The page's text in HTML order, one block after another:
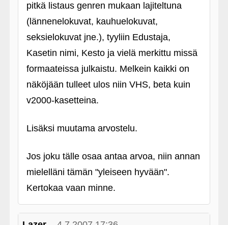
pitkä listaus genren mukaan lajiteltuna
(lännenelokuvat, kauhuelokuvat,
seksielokuvat jne.), tyyliin Edustaja,
Kasetin nimi, Kesto ja vielä merkittu missä
formaateissa julkaistu. Melkein kaikki on
näköjään tulleet ulos niin VHS, beta kuin
v2000-kasetteina.
Lisäksi muutama arvostelu.
Jos joku tälle osaa antaa arvoa, niin annan
mielelläni tämän "yleiseen hyvään".
Kertokaa vaan minne.